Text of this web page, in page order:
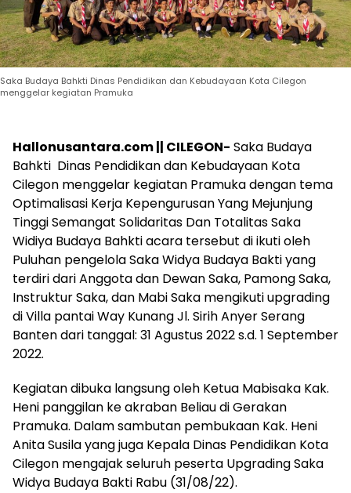
Saka Budaya Bahkti Dinas Pendidikan dan Kebudayaan Kota Cilegon
menggelar kegiatan Pramuka
Hallonusantara.com || CILEGON- Saka Budaya
Bahkti Dinas Pendidikan dan Kebudayaan Kota
Cilegon menggelar kegiatan Pramuka dengan tema
Optimalisasi Kerja Kepengurusan Yang Mejunjung
Tinggi Semangat Solidaritas Dan Totalitas Saka
Widiya Budaya Bahkti acara tersebut di ikuti oleh
Puluhan pengelola Saka Widya Budaya Bakti yang
terdiri dari Anggota dan Dewan Saka, Pamong Saka,
Instruktur Saka, dan Mabi Saka mengikuti upgrading
di Villa pantai Way Kunang Jl. Sirih Anyer Serang
Banten dari tanggal: 31 Agustus 2022 s.d. 1 September
2022.
Kegiatan dibuka langsung oleh Ketua Mabisaka Kak.
Heni panggilan ke akraban Beliau di Gerakan
Pramuka. Dalam sambutan pembukaan Kak. Heni
Anita Susila yang juga Kepala Dinas Pendidikan Kota
Cilegon mengajak seluruh peserta Upgrading Saka
Widya Budaya Bakti Rabu (31/08/22).